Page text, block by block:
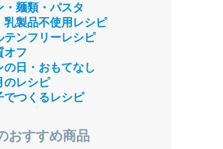
・麺類・パスタ
乳製品不使用レシピ
テンフリーレシピ
オフ
の日・おもてなし
のレシピ
でつくるレシピ
おすすめ商品